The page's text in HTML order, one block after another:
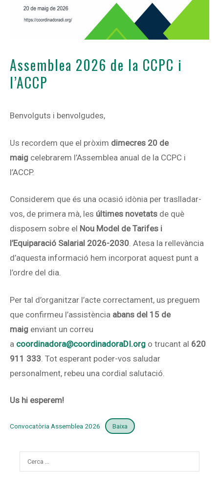
Assemblea 2026 de la CCPC i
l’ACCP
Benvolguts i benvolgudes,
Us recordem que el pròxim dimecres 20 de
maig celebrarem l’Assemblea anual de la CCPC i
l’ACCP.
Considerem que és una ocasió idònia per traslladar-
vos, de primera mà, les últimes novetats de què
disposem sobre el Nou Model de Tarifes i
l’Equiparació Salarial 2026-2030. Atesa la rellevància
d’aquesta informació hem incorporat aquest punt a
l’ordre del dia.
Per tal d’organitzar l’acte correctament, us preguem
que confirmeu l’assistència abans del 15 de
maig enviant un correu
a coordinadora@coordinadoraDI.org o trucant al 620
911 333 . Tot esperant poder-vos saludar
personalment, rebeu una cordial salutació.
Us hi esperem!
Convocatòria Assemblea 2026 Baixa